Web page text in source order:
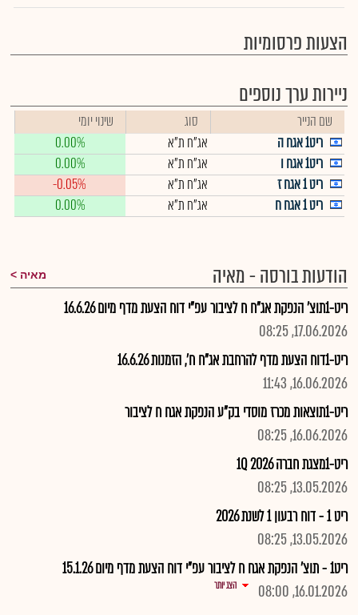
הצעות פרסומיות
ניירות ערך נוספים
שם הנייר סוג
שינוי יומי
ריט1 אגח ה
אג"ח ת"א
0.00%
ריט1 אגח ו
אג"ח ת"א
0.00%
ריט 1 אגח ז
אג"ח ת"א
-0.05%
ריט 1 אגח ח
אג"ח ת"א 0.00%
הודעות בורסה - מאיה מאיה
ריט-1תוצ' הנפקת אג"ח ח לציבור עפ"י דוח הצעת מדף מיום 16.6.26
17.06.2026, 08:25
ריט-1דוח הצעת מדף להרחבת אג"ח ח', הזמנות 16.6.26
16.06.2026, 11:43
ריט-1תוצאות מכרז מוסדי בק"ע הנפקת אגח ח לציבור
16.06.2026, 08:25
ריט-1מצגת חברה 2026 1Q
13.05.2026, 08:25
ריט 1 - דוח רבעון 1 לשנת 2026
13.05.2026, 08:25
ריט1 - תוצ' הנפקת אגח ח לציבור עפ"י דוח הצעת מדף מיום 15.1.26
16.01.2026, 08:00
הצג יותר